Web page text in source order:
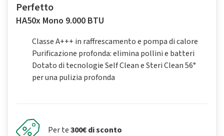
Perfetto
HA50x Mono 9.000 BTU
Classe A+++ in raffrescamento e pompa di calore
Purificazione profonda: elimina pollini e batteri
Dotato di tecnologie Self Clean e Steri Clean 56°
per una pulizia profonda
Per te300€ di sconto